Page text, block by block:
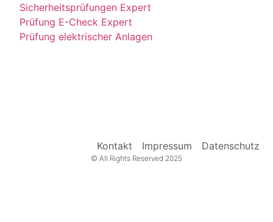
Sicherheitsprüfungen Expert
Prüfung E-Check Expert
Prüfung elektrischer Anlagen
Kontakt Impressum Datenschutz
© All Rights Reserved 2025